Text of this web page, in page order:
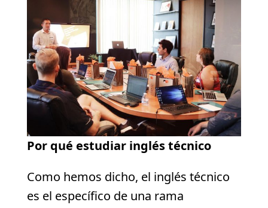
Por qué estudiar inglés técnico
Como hemos dicho, el inglés técnico
es el específico de una rama